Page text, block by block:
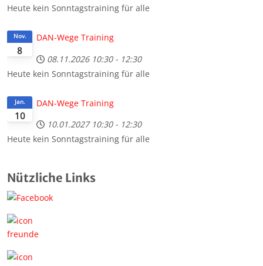
Heute kein Sonntagstraining für alle
8
Nov.
DAN-Wege Training
08.11.2026 10:30 - 12:30
Heute kein Sonntagstraining für alle
10
Jan.
DAN-Wege Training
10.01.2027 10:30 - 12:30
Heute kein Sonntagstraining für alle
Nützliche Links